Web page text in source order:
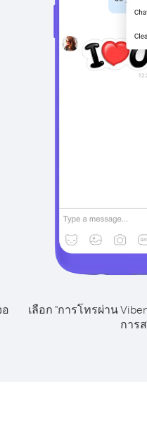
เลือก "การโทรผ่าน
การ